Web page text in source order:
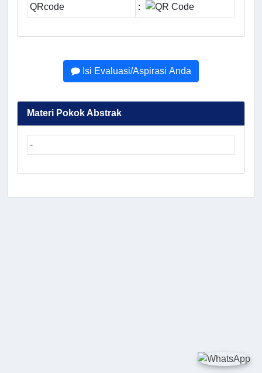
QRcode
:
Isi Evaluasi/Aspirasi Anda
Materi Pokok Abstrak
-